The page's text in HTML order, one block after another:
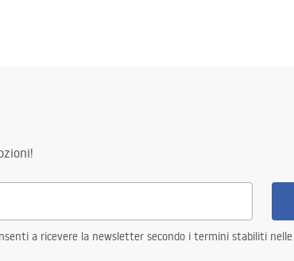
a ricevere la newsletter secondo i termini stabiliti